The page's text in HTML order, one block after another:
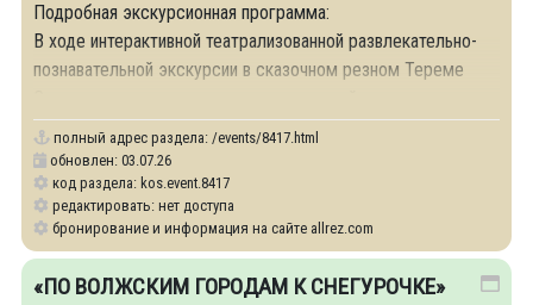
Подробная экскурсионная программа:
В ходе интерактивной театрализованной развлекательно-
познавательной экскурсии в сказочном резном Тереме
полный адрес раздела: /events/8417.html
обновлен: 03.07.26
код раздела: kos.event.8417
редактировать: нет доступа
бронирование и информация на сайте allrez.com
«ПО ВОЛЖСКИМ ГОРОДАМ К СНЕГУРОЧКЕ»